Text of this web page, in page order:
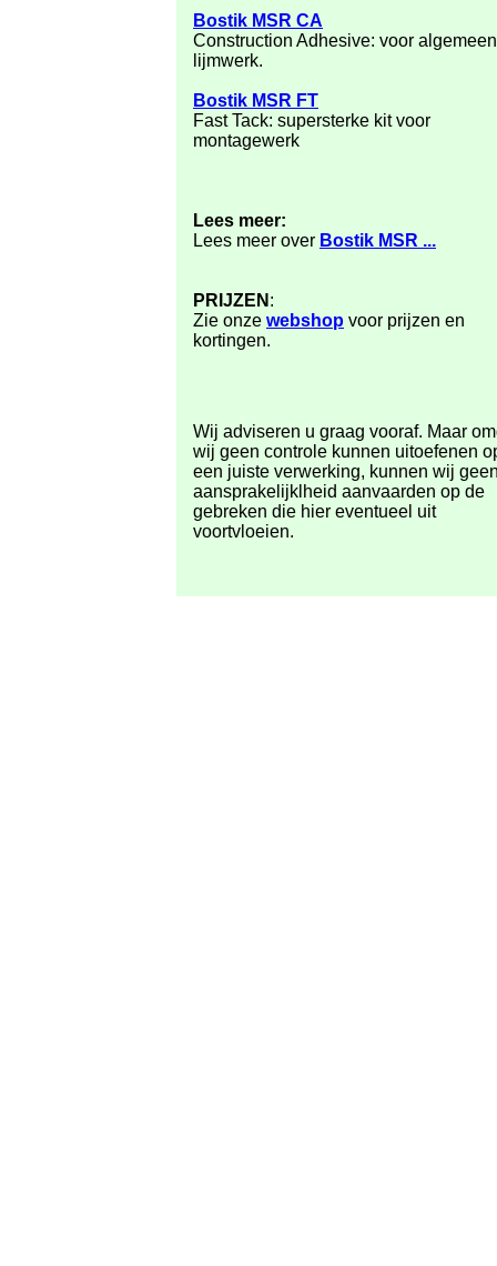
Bostik MSR CA
Construction Adhesive: voor algemeen
lijmwerk.
Bostik MSR FT
Fast Tack: supersterke kit voor
montagewerk
Lees meer:
Lees meer over Bostik MSR ...
PRIJZEN :
Zie onze webshop voor prijzen en
kortingen.
Wij adviseren u graag vooraf. Maar
wij geen controle kunnen uitoefenen
een juiste verwerking, kunnen wij
aansprakelijklheid aanvaarden op de
gebreken die hier eventueel uit
voortvloeien.